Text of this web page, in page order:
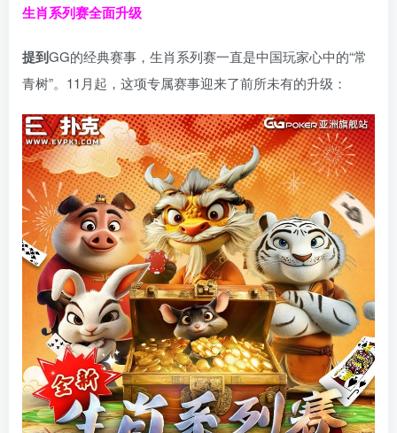
生肖系列赛全面升级
提到GG的经典赛事，生肖系列赛一直是中国玩家心中的“常
青树”。11月起，这项专属赛事迎来了前所未有的升级：